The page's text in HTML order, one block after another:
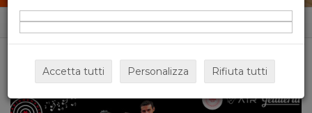
Home News&events
Accetta tutti Personalizza Rifiuta tutti